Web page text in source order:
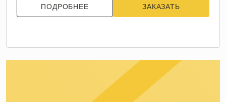
ПОДРОБНЕЕ ЗАКАЗАТЬ